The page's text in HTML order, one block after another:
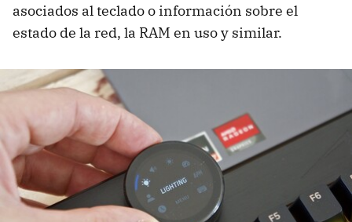
asociados al teclado o información sobre el
estado de la red, la RAM en uso y similar.